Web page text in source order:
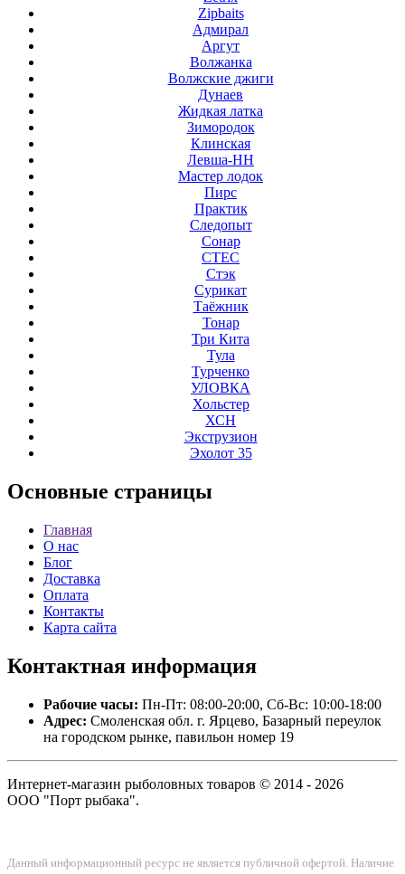
Zipbaits
Адмирал
Аргут
Волжанка
Волжские джиги
Дунаев
Жидкая латка
Зимородок
Клинская
Левша-НН
Мастер лодок
Пирс
Практик
Следопыт
Сонар
СТЕС
Стэк
Сурикат
Таёжник
Тонар
Три Кита
Тула
Турченко
УЛОВКА
Хольстер
ХСН
Экструзион
Эхолот 35
Основные страницы
Главная
О нас
Блог
Доставка
Оплата
Контакты
Карта сайта
Контактная информация
Рабочие часы: Пн-Пт: 08:00-20:00, Сб-Вс: 10:00-18:00
Адрес: Смоленская обл. г. Ярцево, Базарный переулок
на городском рынке, павильон номер 19
Интернет-магазин рыболовных товаров © 2014 - 2026
ООО "Порт рыбака".
Данный информационный ресурс не является публичной офертой. Наличие